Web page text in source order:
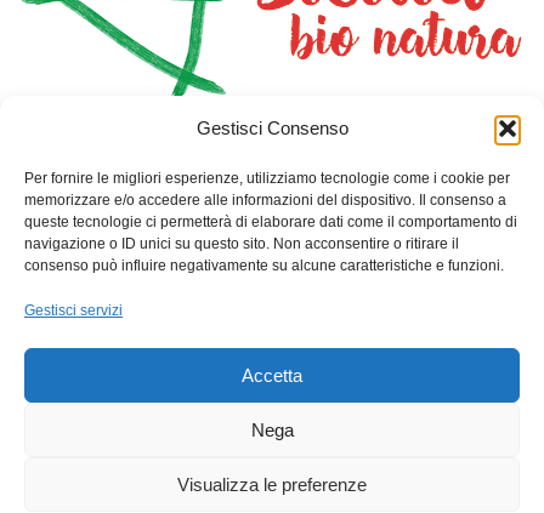
Gestisci Consenso
Per fornire le migliori esperienze, utilizziamo tecnologie come i cookie per
memorizzare e/o accedere alle informazioni del dispositivo. Il consenso a
queste tecnologie ci permetterà di elaborare dati come il comportamento di
navigazione o ID unici su questo sito. Non acconsentire o ritirare il
consenso può influire negativamente su alcune caratteristiche e funzioni.
Gestisci servizi
Accetta
Nega
Visualizza le preferenze
PIANTA CON NOI
DOVE DORMIRE
SAN GIORGIO I CAVALIERI
CONTATTI
CARRELLO
Info Contatti
Email: sangiorgioicavalieri@gmail.com